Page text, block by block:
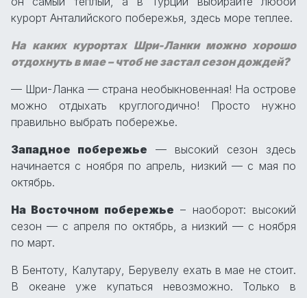
курорт Анталийского побережья, здесь море теплее.
На каких курортах Шри-Ланки можно хорошо
отдохнуть в мае – чтоб не застал сезон дождей?
— Шри-Ланка — страна необыкновенная! На острове
можно отдыхать круглогодично! Просто нужно
правильно выбрать побережье.
Западное побережье — высокий сезон здесь
начинается с ноября по апрель, низкий — с мая по
октябрь.
На Восточном побережье – наоборот: высокий
сезон — с апреля по октябрь, а низкий — с ноября
по март.
В Бентоту, Калутару, Берувелу ехать в мае не стоит.
В океане уже купаться невозможно. Только в